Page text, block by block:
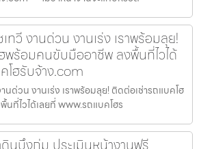
เทวี งานด่วน งานเร่ง เราพร้อมลุย!
พร้อมคนขับมืออาชีพ ลงพื้นที่ไวได้
โฮรับจ้าง.com
านด่วน งานเร่ง เราพร้อมลุย! ติดต่อเช่ารถแบคโฮ
ที่ไวได้เลยที่ www.รถแบคโฮร